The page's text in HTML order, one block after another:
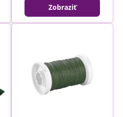
Zobraziť